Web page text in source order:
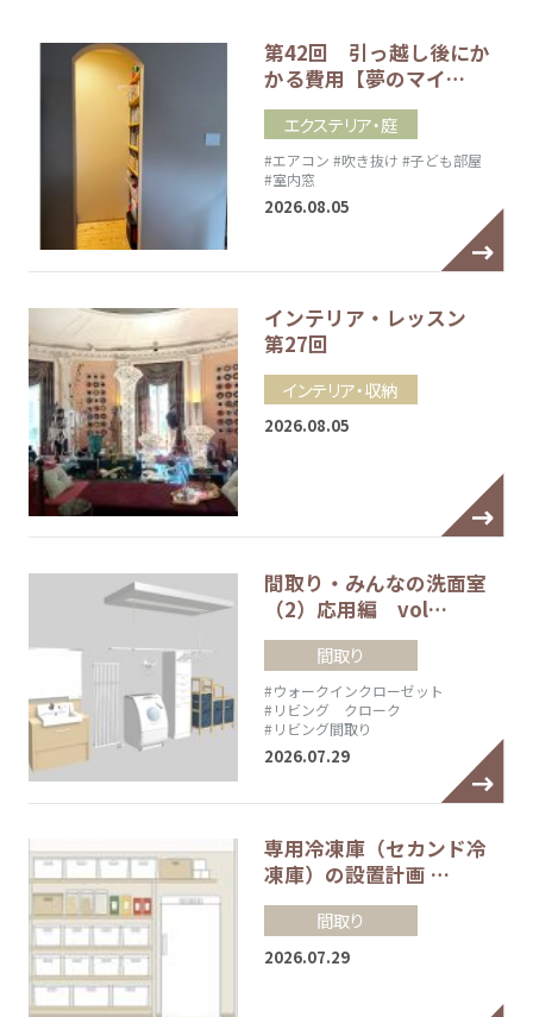
第42回 引っ越し後にか
かる費用【夢のマイ…
エクステリア・庭
#エアコン #吹き抜け #子ども部屋
#室内窓
2026.08.05
インテリア・レッスン
第27回
インテリア・収納
2026.08.05
間取り・みんなの洗面室
（2）応用編 vol…
間取り
#ウォークインクローゼット
#リビング クローク
#リビング間取り
2026.07.29
専用冷凍庫（セカンド冷
凍庫）の設置計画 …
間取り
2026.07.29